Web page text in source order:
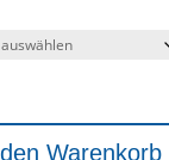
Warenkorb